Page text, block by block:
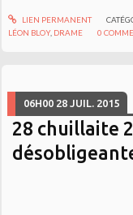
LIEN PERMANENT
LÉON BLOY, DRAME 0
06H00 28 JUIL. 2015
28 chuillaite